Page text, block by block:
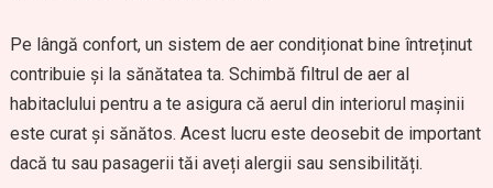
Pe lângă confort, un sistem de aer condiționat bine întreținut
contribuie și la sănătatea ta. Schimbă filtrul de aer al
habitaclului pentru a te asigura că aerul din interiorul mașinii
este curat și sănătos. Acest lucru este deosebit de important
dacă tu sau pasagerii tăi aveți alergii sau sensibilități.